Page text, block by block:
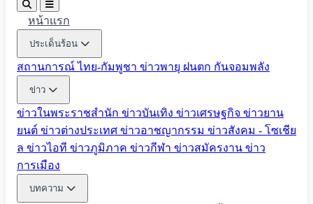
หน้าแรก
ประเด็นร้อน
สถานการณ์ ไทย-กัมพูชา ข่าวพายุ ฝนตก กันจอมพลัง
ข่าว
ข่าวในพระราชสำนัก ข่าวบันเทิง ข่าวเศรษฐกิจ ข่าวยาน
ยนต์ ข่าวต่างประเทศ ข่าวอาชญากรรม ข่าวสังคม - โซเชีย
ล ข่าวไอที ข่าวภูมิภาค ข่าวกีฬา ข่าวสมัครงาน ข่าว
การเมือง
บทความ